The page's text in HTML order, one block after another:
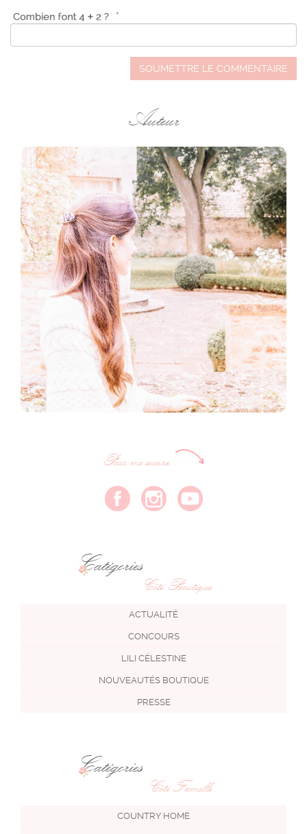
*
SOUMETTRE LE COMMENTAIRE
Auteur
Pour me suivre
Catégories
Côté Boutique
ACTUALITÉ
CONCOURS
LILI CÉLESTINE
NOUVEAUTÉS BOUTIQUE
PRESSE
Catégories
Côté Famille
COUNTRY HOME